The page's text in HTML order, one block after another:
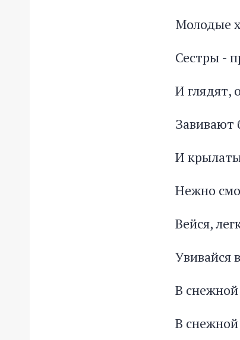
Молодые
Сестры -
И глядят,
И
Нежно
Вейся,
Увивайся
В
В